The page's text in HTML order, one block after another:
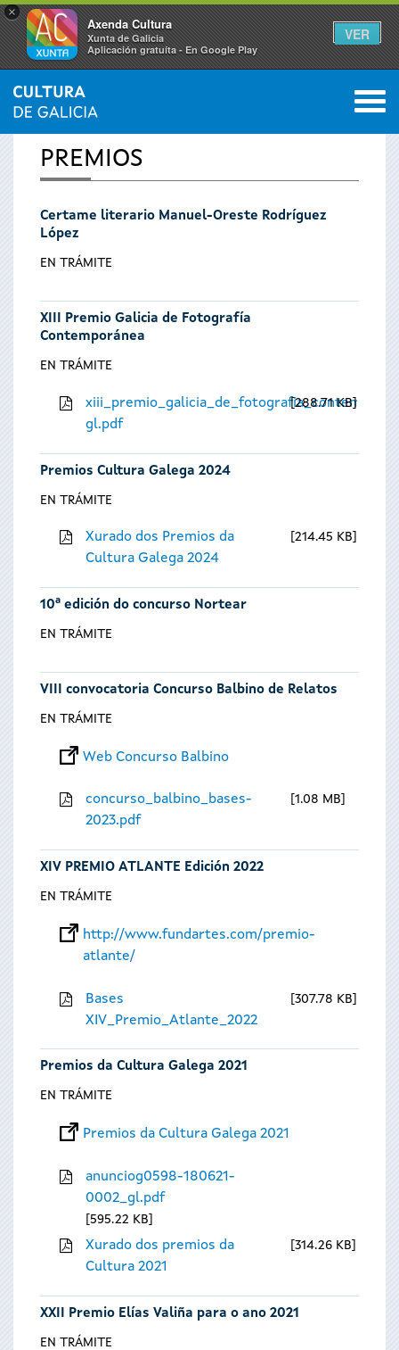
×
Axenda Cultura
Xunta de Galicia
Aplicación gratuíta - En Google Play
VER
Vostede
está
aquí
INICIO 0
PREMIOS
Certame literario Manuel-Oreste Rodríguez
López
EN TRÁMITE
XIII Premio Galicia de Fotografía
Contemporánea
EN TRÁMITE
gl.pdf
288.71 KB
Premios Cultura Galega 2024
EN TRÁMITE
Xurado dos Premios da
Cultura Galega 2024
214.45 KB
10ª edición do concurso Nortear
EN TRÁMITE
VIII convocatoria Concurso Balbino de Relatos
EN TRÁMITE
Web Concurso Balbino
concurso_balbino_bases-
2023.pdf
1.08 MB
XIV PREMIO ATLANTE Edición 2022
EN TRÁMITE
http://www.fundartes.com/premio-
atlante/
Bases
XIV_Premio_Atlante_2022
307.78 KB
Premios da Cultura Galega 2021
EN TRÁMITE
Premios da Cultura Galega 2021
anunciog0598-180621-
0002_gl.pdf
595.22 KB
Xurado dos premios da
Cultura 2021
314.26 KB
XXII Premio Elías Valiña para o ano 2021
EN TRÁMITE